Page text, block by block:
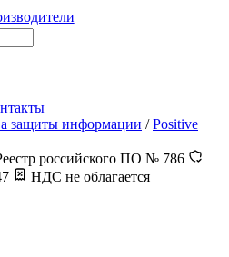
защиты информации / Positive
российского ПО № 786
НДС не облагается